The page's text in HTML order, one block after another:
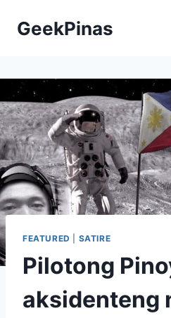
GeekPinas
FEATURED SATIRE
Pilotong
aksidenteng